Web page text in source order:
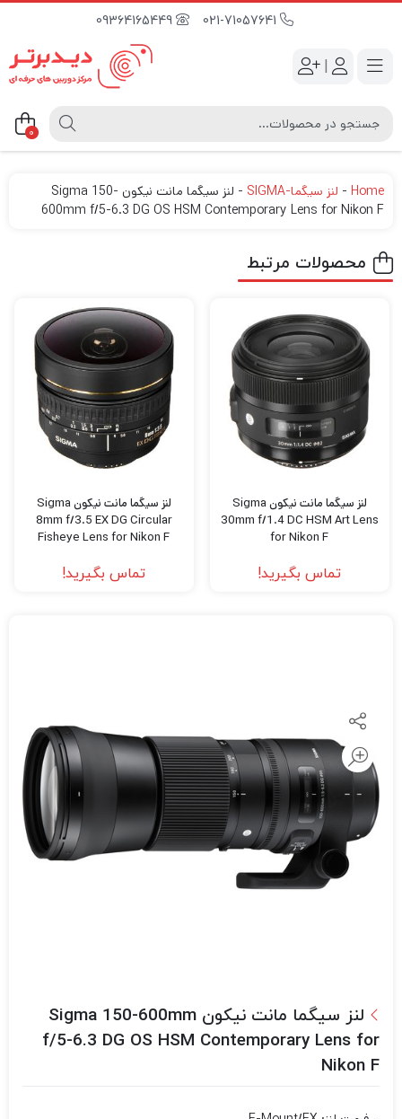
09364165449
|
0
Home
- لنز سیگما-SIGMA -
لنز سیگما مانت نیکون Sigma 150-
600mm f/5-6.3 DG OS HSM Contemporary Lens for Nikon F
محصولات مرتبط
لنز سیگما مانت نیکون Sigma
30mm f/1.4 DC HSM Art Lens
for Nikon F
تماس بگیرید!
لنز سیگما مانت نیکون Sigma
8mm f/3.5 EX DG Circular
Fisheye Lens for Nikon F
تماس بگیرید!
لنز سیگما مانت نیکون Sigma 150-600mm
f/5-6.3 DG OS HSM Contemporary Lens for
Nikon F